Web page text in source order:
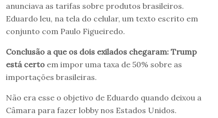
anunciava as tarifas sobre produtos brasileiros.
Eduardo leu, na tela do celular, um texto escrito em
conjunto com Paulo Figueiredo.
Conclusão a que os dois exilados chegaram: Trump
está certo em impor uma taxa de 50% sobre as
importações brasileiras.
Não era esse o objetivo de Eduardo quando deixou a
Câmara para fazer lobby nos Estados Unidos.